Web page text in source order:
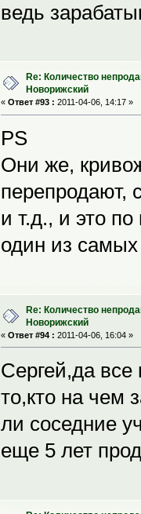
ведь
Re: Количество
Новорижский
« Ответ #93 : 2011-04-06, 14:17 »
PS
Они же,
перепродают,
и т.д., и это
один из
Re: Количество
Новорижский
« Ответ #94 : 2011-04-06, 16:04 »
Сергей,да
то,кто на чем
ли соседние
еще 5 лет